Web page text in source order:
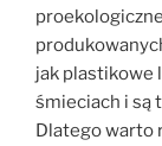
jak plastikowe
śmieciach i są
Dlatego warto